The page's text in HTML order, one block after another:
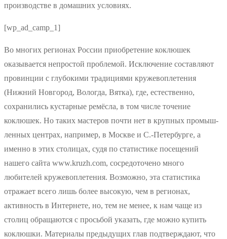
производстве в домашних условиях.
[wp_ad_camp_1]
Во многих регионах России приобретение коклюшек
оказывается непростой проблемой. Исключение составляют
провинции с глубокими традициями кружевоплетения
(Нижний Новгород, Вологда, Вятка), где, естественно,
сохранились кустарные ремёсла, в том числе точение
коклюшек. Но таких мастеров почти нет в крупных промыш-
ленных центрах, например, в Москве и С.-Петербурге, а
именно в этих столицах, судя по статистике посещений
нашего сайта www.kruzh.com, сосредоточено много
любителей кружевоплетения. Возможно, эта статистика
отражает всего лишь более высокую, чем в регионах,
активность в Интернете, но, тем не менее, к нам чаще из
столиц обращаются с просьбой указать, где можно купить
коклюшки. Материалы предыдущих глав подтверждают, что